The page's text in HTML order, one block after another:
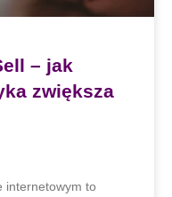
– jak
zwiększa
internetowym to